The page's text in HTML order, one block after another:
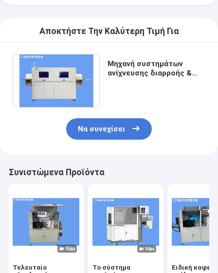
Αποκτήστε Την Καλύτερη Τιμή Για
Μηχανή συστημάτων
ανίχνευσης διαρροής &
Να συνεχίσει
Συνιστώμενα Προϊόντα
Τελευταίο
Το σύστημα
Ειδική